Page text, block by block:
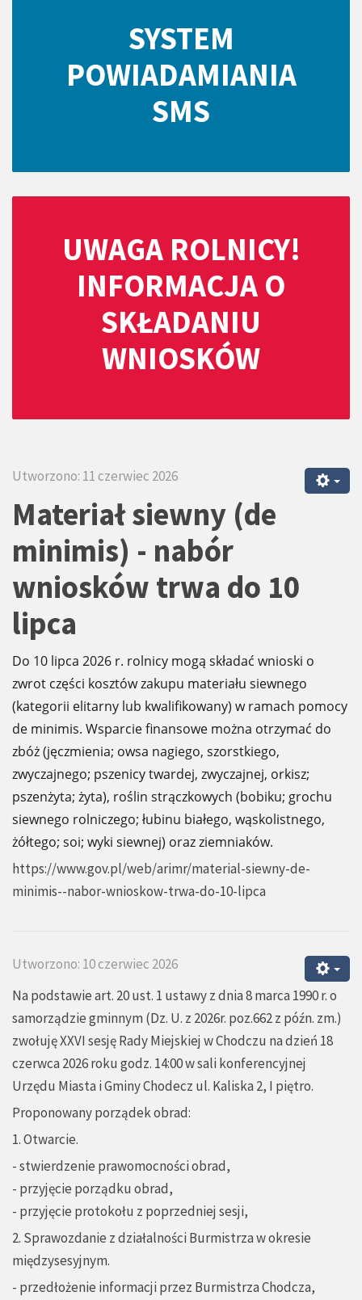
SYSTEM
POWIADAMIANIA
SMS
UWAGA ROLNICY!
INFORMACJA O
SKŁADANIU
WNIOSKÓW
Utworzono: 11 czerwiec 2026
Materiał siewny (de
minimis) - nabór
wniosków trwa do 10
lipca
Do 10 lipca 2026 r. rolnicy mogą składać wnioski o
zwrot części kosztów zakupu materiału siewnego
(kategorii elitarny lub kwalifikowany) w ramach pomocy
de minimis. Wsparcie finansowe można otrzymać do
zbóż (jęczmienia; owsa nagiego, szorstkiego,
zwyczajnego; pszenicy twardej, zwyczajnej, orkisz;
pszenżyta; żyta), roślin strączkowych (bobiku; grochu
siewnego rolniczego; łubinu białego, wąskolistnego,
żółtego; soi; wyki siewnej) oraz ziemniaków.
https://www.gov.pl/web/arimr/material-siewny-de-
minimis--nabor-wnioskow-trwa-do-10-lipca
Utworzono: 10 czerwiec 2026
Na podstawie art. 20 ust. 1 ustawy z dnia 8 marca 1990 r. o
samorządzie gminnym (Dz. U. z 2026r. poz.662 z późn. zm.)
zwołuję XXVI sesję Rady Miejskiej w Chodczu na dzień 18
czerwca 2026 roku godz. 14:00 w sali konferencyjnej
Urzędu Miasta i Gminy Chodecz ul. Kaliska 2, I piętro.
Proponowany porządek obrad:
1. Otwarcie.
- stwierdzenie prawomocności obrad,
- przyjęcie porządku obrad,
- przyjęcie protokołu z poprzedniej sesji,
2. Sprawozdanie z działalności Burmistrza w okresie
międzysesyjnym.
- przedłożenie informacji przez Burmistrza Chodcza,